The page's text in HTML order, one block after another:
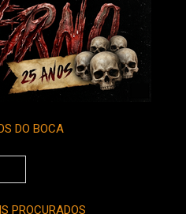
DO BOCA
PROCURADOS